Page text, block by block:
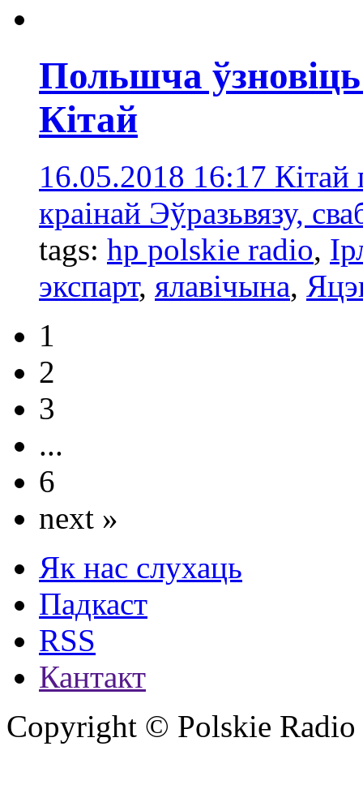
Польшча
Кітай
16.05.2018 16:17 Кітай
краінай Эўразьвязу,
tags: hp polskie radio,
экспарт, ялавічынa,
1
2
3
...
6
next »
Як нас слухаць
Падкаст
RSS
Кантакт
Copyright © Polskie